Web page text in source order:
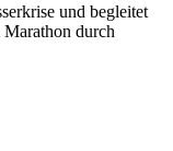
und begleitet
durch